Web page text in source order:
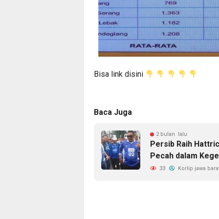
Bisa link disini
Baca Juga
2 bulan lalu
Persib Raih
Pecah dalam
33 Korlip jawa